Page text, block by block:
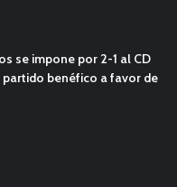
se impone por 2-1 al CD
partido benéfico a favor de